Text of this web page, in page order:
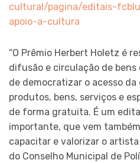
cultural/pagina/editais-
apoio-a-cultura
“O Prêmio Herbert Holetz é
difusão e circulação de
de democratizar o acesso
produtos, bens, serviços e
de forma gratuita. É um
importante, que vem
capacitar e valorizar o
do Conselho Municipal de